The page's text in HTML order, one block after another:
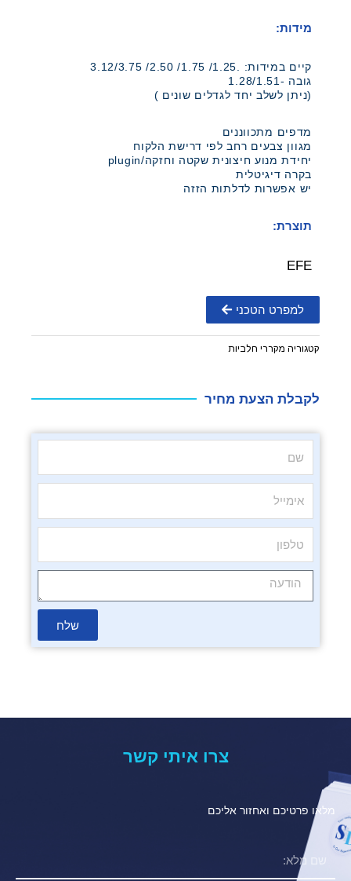
מידות:
קיים במידות: .1.25/ 1.75/ 2.50/ 3.12/3.75
גובה -1.28/1.51
(ניתן לשלב יחד לגדלים שונים )
מדפים מתכווננים
מגוון צבעים רחב לפי דרישת הלקוח
יחידת מנוע חיצונית שקטה וחזקה/plugin
בקרה דיגיטלית
יש אפשרות לדלתות הזזה
תוצרת:
EFE
למפרט הטכני
קטגוריה מקררי חלביות
לקבלת הצעת מחיר
שלח
צרו איתי קשר
מלאו פרטיכם ואחזור אליכם